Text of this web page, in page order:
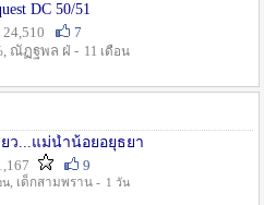
DC 50/51
7
ณัฏฐพล ฝ่ - 11 เดือน
ว...แม่น้ำน้อยอยุธยา
9
น, เด็กสามพราน - 1 วัน